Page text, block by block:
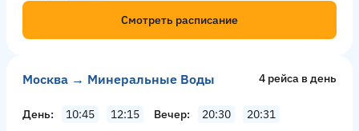
Смотреть расписание
Москва → Минеральные Воды 4 рейсa в день
День 10:45 12:15 Вечер 20:30 20:31